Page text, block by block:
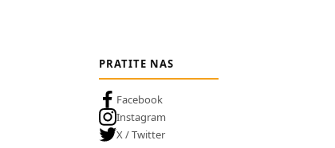
PRATITE NAS
Facebook
Instagram
X / Twitter